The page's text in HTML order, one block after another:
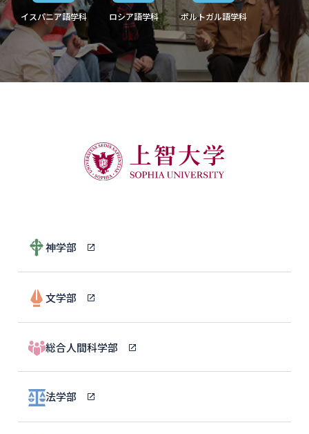
イスパニア語学科 ロシア語学科 ポルトガル語学科
神学部
文学部
総合人間科学部
法学部